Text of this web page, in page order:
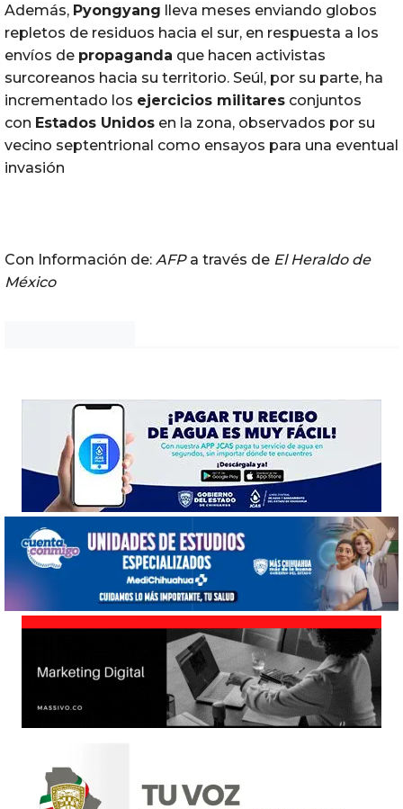
Además, Pyongyang lleva meses enviando globos
repletos de residuos hacia el sur, en respuesta a los
envíos de propaganda que hacen activistas
surcoreanos hacia su territorio. Seúl, por su parte, ha
incrementado los ejercicios militares conjuntos
con Estados Unidos en la zona, observados por su
vecino septentrional como ensayos para una eventual
invasión
Con Información de: AFPa través de El Heraldo de
México